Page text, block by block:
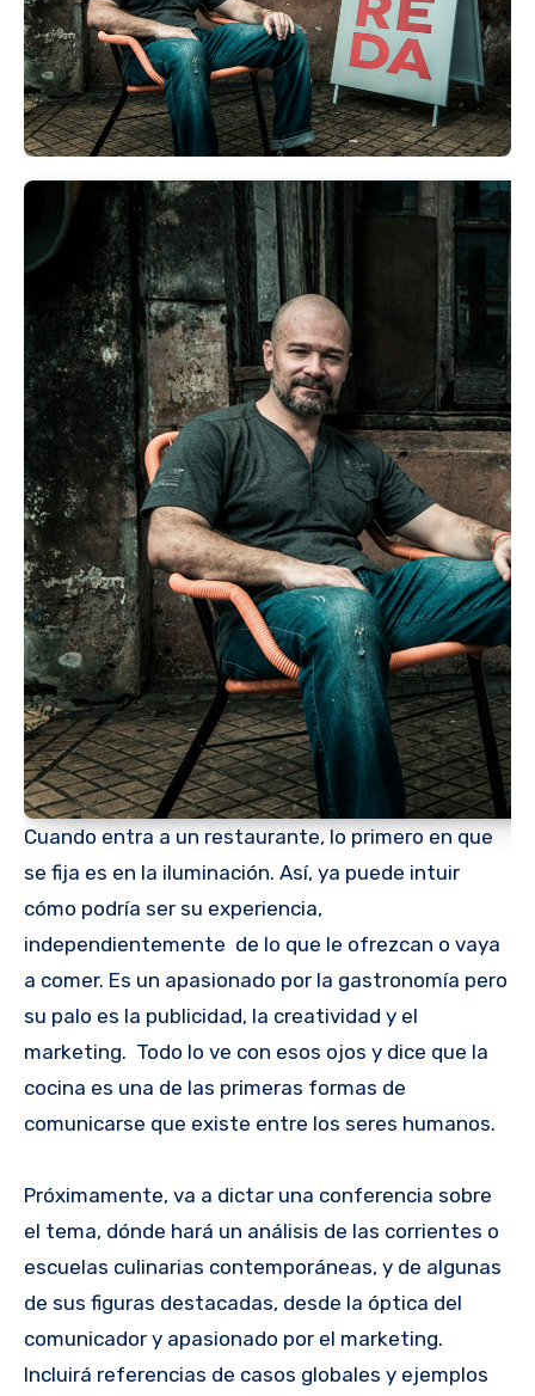
Cuando entra a un restaurante, lo primero en que
se fija es en la iluminación. Así, ya puede intuir
cómo podría ser su experiencia,
independientemente de lo que le ofrezcan o vaya
a comer. Es un apasionado por la gastronomía pero
su palo es la publicidad, la creatividad y el
marketing. Todo lo ve con esos ojos y dice que la
cocina es una de las primeras formas de
comunicarse que existe entre los seres humanos.
Próximamente, va a dictar una conferencia sobre
el tema, dónde hará un análisis de las corrientes o
escuelas culinarias contemporáneas, y de algunas
de sus figuras destacadas, desde la óptica del
comunicador y apasionado por el marketing.
Incluirá referencias de casos globales y ejemplos